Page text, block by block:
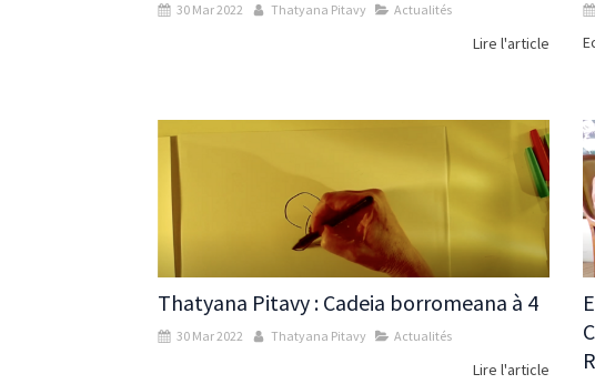
30 Mar 2022 Thatyana Pitavy Actualités
Lire l'article
Thatyana Pitavy : Cadeia borromeana à 4
30 Mar 2022 Thatyana Pitavy Actualités
Lire l'article